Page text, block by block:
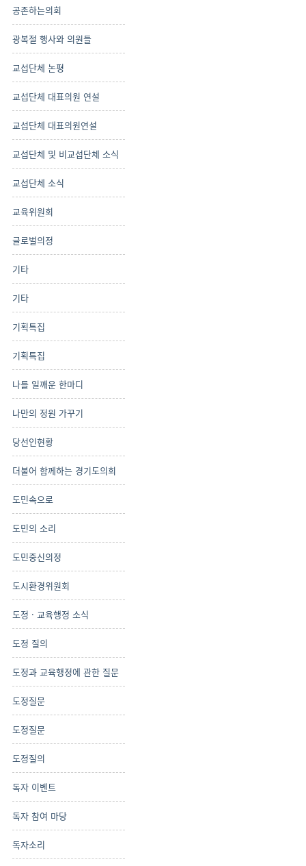
공존하는의회
광복절 행사와 의원들
교섭단체 논평
교섭단체 대표의원 연설
교섭단체 대표의원연설
교섭단체 및 비교섭단체 소식
교섭단체 소식
교육위원회
글로벌의정
기타
기타
기획특집
기획특집
나를 일깨운 한마디
나만의 정원 가꾸기
당선인현황
더불어 함께하는 경기도의회
도민속으로
도민의 소리
도민중신의정
도시환경위원회
도정 · 교육행정 소식
도정 질의
도정과 교육행정에 관한 질문
도정질문
도정질문
도정질의
독자 이벤트
독자 참여 마당
독자소리